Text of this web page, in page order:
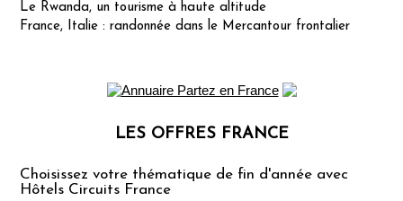
Le Rwanda, un tourisme à haute altitude
France, Italie : randonnée dans le Mercantour frontalier
LES OFFRES FRANCE
Choisissez votre thématique de fin d'année avec
Hôtels Circuits France